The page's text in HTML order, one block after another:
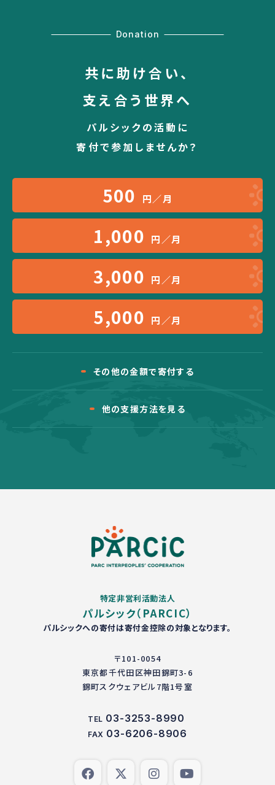
Donation
共に助け合い、
支え合う世界へ
パルシックの活動に
寄付で参加しませんか？
500 円／月
1,000 円／月
3,000 円／月
5,000 円／月
その他の金額で寄付する
他の支援方法を見る
特定非営利活動法人
パルシック（PARCIC）
パルシックへの寄付は寄付金控除の対象となります。
〒101-0054
東京都千代田区神田錦町3-6
錦町スクウェアビル7階1号室
TEL 03-3253-8990
FAX 03-6206-8906